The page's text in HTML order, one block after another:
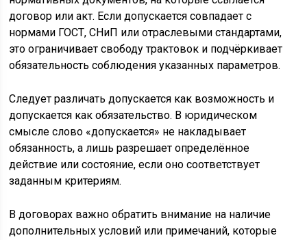
договор или акт. Если допускается совпадает с
нормами ГОСТ, СНиП или отраслевыми стандартами,
это ограничивает свободу трактовок и подчёркивает
обязательность соблюдения указанных параметров.
Следует различать допускается как возможность и
допускается как обязательство. В юридическом
смысле слово «допускается» не накладывает
обязанность, а лишь разрешает определённое
действие или состояние, если оно соответствует
заданным критериям.
В договорах важно обратить внимание на наличие
дополнительных условий или примечаний, которые